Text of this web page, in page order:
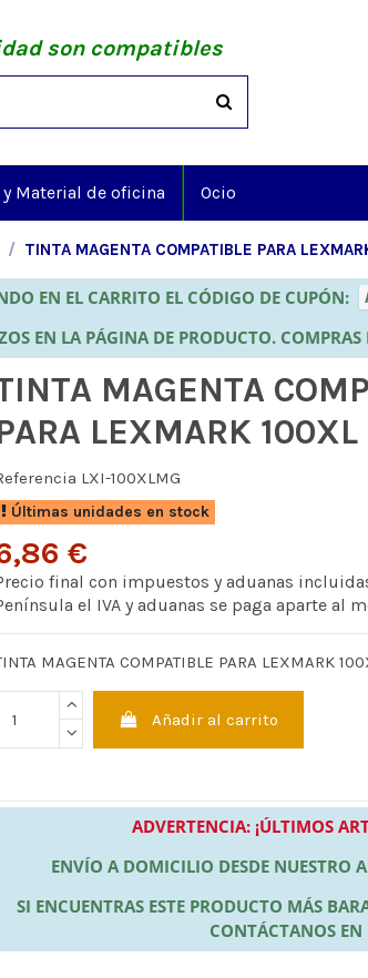
son compatibles
y Material de oficina Ocio
TINTA MAGENTA COMPATIBLE PARA
EN EL CARRITO EL CÓDIGO DE CUPÓN:
EN LA PÁGINA DE PRODUCTO.
MAGENTA
LEXMARK 100XL
LXI-100XLMG
Últimas unidades en stock
€
final con impuestos y aduanas
el IVA y aduanas se paga aparte al
MAGENTA COMPATIBLE PARA LEXMARK
Añadir al carrito
ADVERTENCIA: ¡ÚLTIMOS
ENVÍO A DOMICILIO DESDE NUESTRO
SI ENCUENTRAS ESTE PRODUCTO MÁS
CONTÁCTANOS